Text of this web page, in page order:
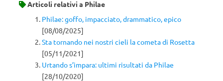
Articoli relativi a Philae
Philae: goffo, impacciato, drammatico, epico
[08/08/2025]
Sta tornando nei nostri cieli la cometa di Rosetta
[05/11/2021]
Urtando s’impara: ultimi risultati da Philae
[28/10/2020]